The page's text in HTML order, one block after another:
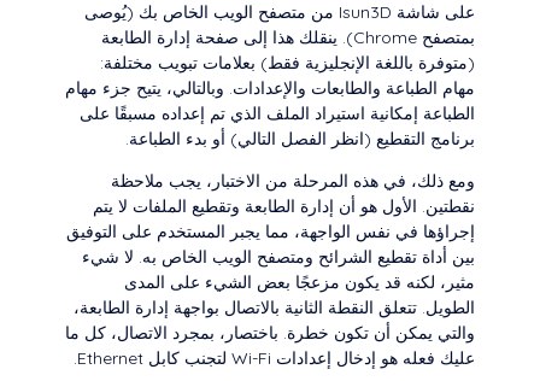
على شاشة Isun3D من متصفح الويب الخاص بك (يُوصى
بمتصفح Chrome). ينقلك هذا إلى صفحة إدارة الطابعة
(متوفرة باللغة الإنجليزية فقط) بعلامات تبويب مختلفة:
مهام الطباعة والطابعات والإعدادات. وبالتالي، يتيح جزء مهام
الطباعة إمكانية استيراد الملف الذي تم إعداده مسبقًا على
برنامج التقطيع (انظر الفصل التالي) أو بدء الطباعة.
ومع ذلك، في هذه المرحلة من الاختبار، يجب ملاحظة
نقطتين. الأول هو أن إدارة الطابعة وتقطيع الملفات لا يتم
إجراؤها في نفس الواجهة، مما يجبر المستخدم على التوفيق
بين أداة تقطيع الشرائح ومتصفح الويب الخاص به. لا شيء
مثير، لكنه قد يكون مزعجًا بعض الشيء على المدى
الطويل. تتعلق النقطة الثانية بالاتصال بواجهة إدارة الطابعة،
والتي يمكن أن تكون خطرة. باختصار، بمجرد الاتصال، كل ما
عليك فعله هو إدخال إعدادات Wi-Fi لتجنب كابل Ethernet.